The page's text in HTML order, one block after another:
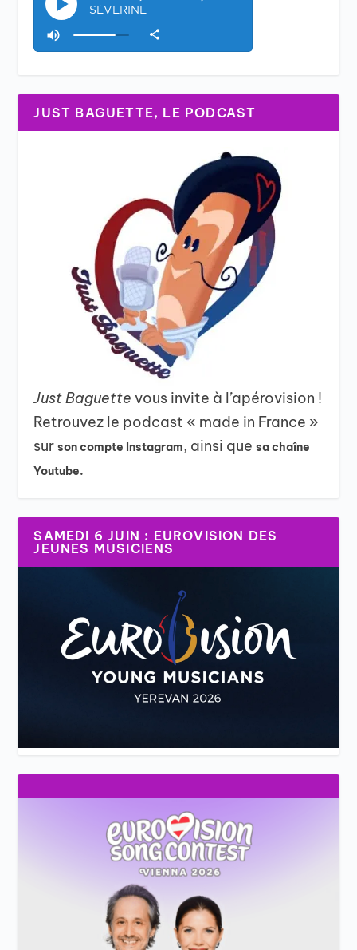
JUST BAGUETTE, LE PODCAST
Just Baguettevous invite à l’apérovision !
Retrouvez le podcast « made in France »
surson compte Instagram, ainsi quesa chaîne
Youtube.
SAMEDI 6 JUIN : EUROVISION DES
JEUNES MUSICIENS